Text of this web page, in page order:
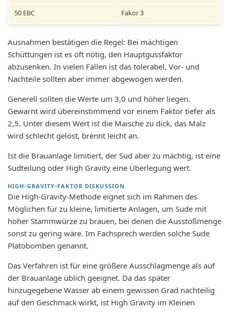
50 EBC Fakor 3
Ausnahmen bestätigen die Regel: Bei mächtigen
Schüttungen ist es oft nötig, den Hauptgussfaktor
abzusenken. In vielen Fällen ist das tolerabel, Vor- und
Nachteile sollten aber immer abgewogen werden.
Generell sollten die Werte um 3,0 und höher liegen.
Gewarnt wird übereinstimmend vor einem Faktor tiefer als
2,5. Unter diesem Wert ist die Maische zu dick, das Malz
wird schlecht gelöst, brennt leicht an.
Ist die Brauanlage limitiert, der Sud aber zu mächtig, ist eine
Sudteilung oder High Gravity eine Überlegung wert.
HIGH-GRAVITY-FAKTOR DISKUSSION
Die High-Gravity-Methode eignet sich im Rahmen des
Möglichen für zu kleine, limitierte Anlagen, um Sude mit
hoher Stammwürze zu brauen, bei denen die Ausstoßmenge
sonst zu gering wäre. Im Fachsprech werden solche Sude
Platobomben genannt.
Das Verfahren ist für eine größere Ausschlagmenge als auf
der Brauanlage üblich geeignet. Da das später
hinzugegebene Wasser ab einem gewissen Grad nachteilig
auf den Geschmack wirkt, ist High Gravity im Kleinen